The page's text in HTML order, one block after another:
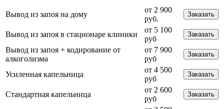
Вывод из запоя на дому
от 2 900
руб.
Заказать
Вывод из запоя в стационаре клиники
от 5 100
руб
Заказать
Вывод из запоя + кодирование от
алкоголизма
от 7 900
руб
Заказать
Усиленная капельница
от 4 500
руб
Заказать
Стандартная капельница
от 2 600
руб
Заказать